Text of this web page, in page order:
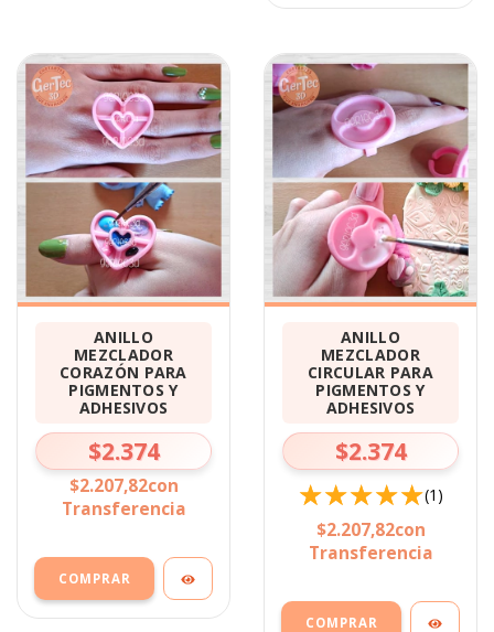
ANILLO
MEZCLADOR
CORAZÓN PARA
PIGMENTOS Y
ADHESIVOS
$2.374
$2.207,82con
Transferencia
ANILLO
MEZCLADOR
CIRCULAR PARA
PIGMENTOS Y
ADHESIVOS
$2.374
(1)
$2.207,82con
Transferencia